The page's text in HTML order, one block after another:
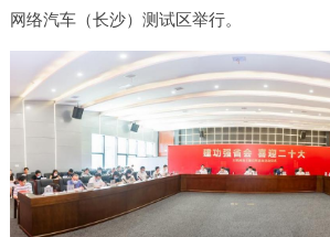
网络汽车（长沙）测试区举行。